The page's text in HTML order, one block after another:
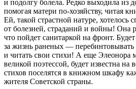
и подолгу болела. Редко выходила из
помогая матери по-хозяйству, читая
Ей, такой страстной натуре, хотелось
от болезней, страданий и войны! Она
что пойдет санитаркой на фронт.
за жизнь раненых — перебинтовывать
и читать свои стихи! А еще Элеонора
великой поэтессой, будет известна на
стихов поселятся в книжном шкафу
жителя Советской страны.